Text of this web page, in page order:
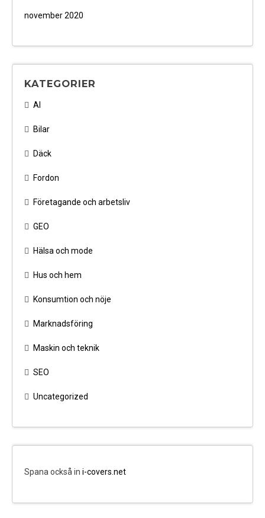
november 2020
KATEGORIER
AI
Bilar
Däck
Fordon
Företagande och arbetsliv
GEO
Hälsa och mode
Hus och hem
Konsumtion och nöje
Marknadsföring
Maskin och teknik
SEO
Uncategorized
Spana också in i-covers.net